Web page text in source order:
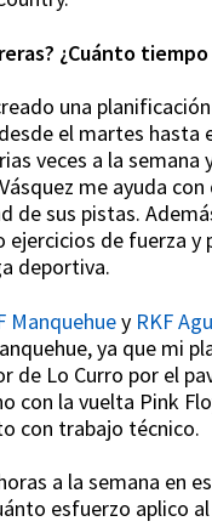
¿Cuánto
una
el martes
veces a la
me ayuda
de sus pistas.
de fuerza
deportiva.
Manquehuey RKF
ya que mi
de Lo Curro por el
con la vuelta Pink
con trabajo técnico.
a la semana en
esfuerzo aplico